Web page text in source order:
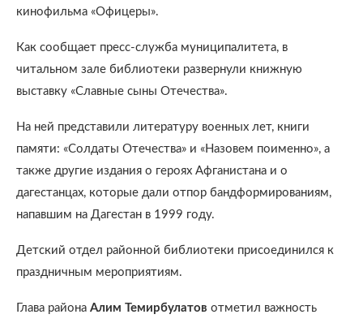
кинофильма «Офицеры».
Как сообщает пресс-служба муниципалитета, в
читальном зале библиотеки развернули книжную
выставку «Славные сыны Отечества».
На ней представили литературу военных лет, книги
памяти: «Солдаты Отечества» и «Назовем поименно», а
также другие издания о героях Афганистана и о
дагестанцах, которые дали отпор бандформированиям,
напавшим на Дагестан в 1999 году.
Детский отдел районной библиотеки присоединился к
праздничным мероприятиям.
Глава района Алим Темирбулатов отметил важность